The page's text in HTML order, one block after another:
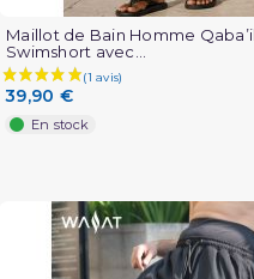
Maillot de Bain Homme
Swimshort avec...
39,90 €
En stock